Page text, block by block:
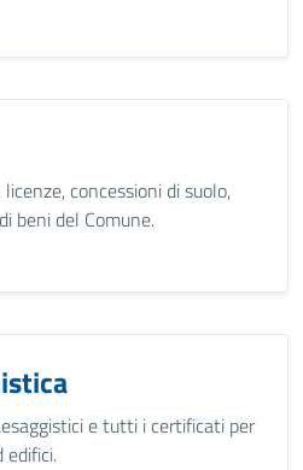
concessioni di suolo,
beni del Comune.
e tutti i certificati per
edifici.